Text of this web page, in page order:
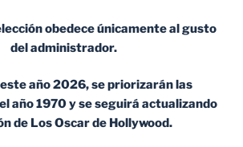
obedece únicamente al gusto
del administrador.
año 2026, se priorizarán las
año 1970 y se seguirá actualizando
de Los Oscar de Hollywood.